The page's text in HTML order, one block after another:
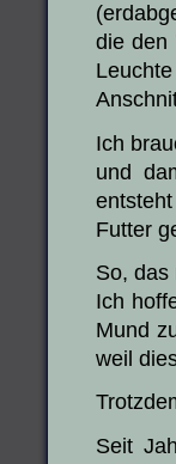
die den
Ich
und
Futter
So, das
Ich
Mund
weil
Seit